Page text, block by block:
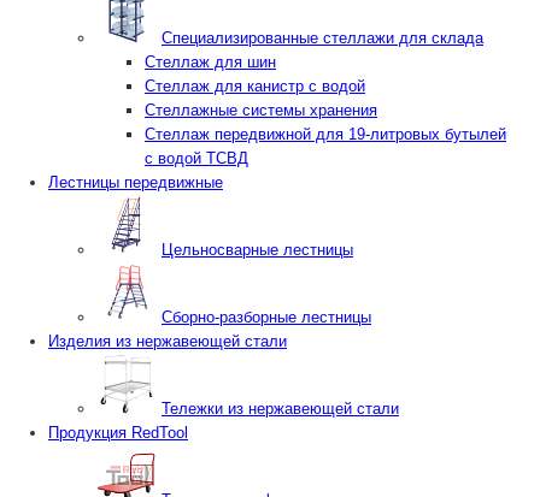
Специализированные стеллажи для склада
Стеллаж для шин
Стеллаж для канистр с водой
Стеллажные системы хранения
Стеллаж передвижной для 19-литровых бутылей
с водой ТСВД
Лестницы передвижные
Цельносварные лестницы
Сборно-разборные лестницы
Изделия из нержавеющей стали
Тележки из нержавеющей стали
Продукция RedTool